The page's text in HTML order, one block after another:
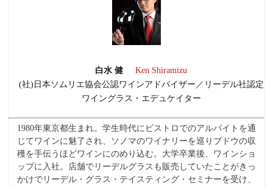
白水 健
Ken Shiramizu
(社)日本ソムリエ協会公認ワインアドバイザー／リーデル社認定
ワイングラス・エデュケイター
1980年東京都生まれ。学生時代にビストロでのアルバイトを通
じてワインに魅了され、ソノマのワイナリーを巡りブドウの収
穫を手伝うほどワインにのめり込む。大学卒業後、ワインショ
ップに入社。店舗でリーデルグラスも販売していたことがきっ
かけでリーデル・グラス・テイスティング・セミナーを受け、